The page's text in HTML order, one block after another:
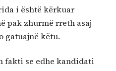
i është kërkuar
pak zhurmë rreth asaj
gatuajnë këtu.
fakti se edhe kandidati